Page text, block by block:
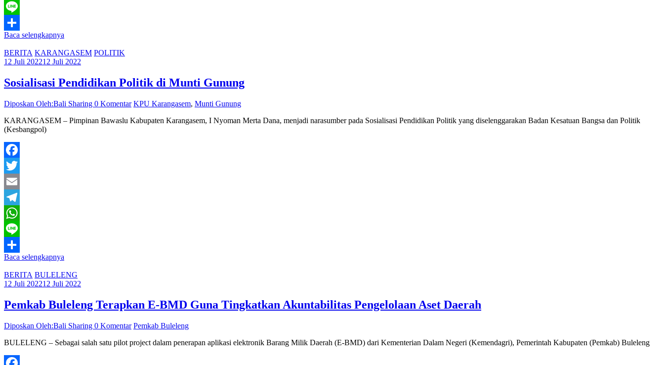
WhatsApp
Line
Share
Baca selengkapnya
BERITA KARANGASEM POLITIK
12 Juli 202212 Juli 2022
Sosialisasi Pendidikan Politik di Munti Gunung
Diposkan Oleh:Bali Sharing 0 Komentar KPU Karangasem, Munti Gunung
KARANGASEM – Pimpinan Bawaslu Kabupaten Karangasem, I Nyoman Merta Dana, menjadi narasumber pada Sosialisasi Pendidikan Politik yang diselenggarakan Badan Kesatuan Bangsa dan Politik
(Kesbangpol)
Facebook
Twitter
Email
Telegram
WhatsApp
Line
Share
Baca selengkapnya
BERITA BULELENG
12 Juli 202212 Juli 2022
Pemkab Buleleng Terapkan E-BMD Guna Tingkatkan Akuntabilitas Pengelolaan Aset Daerah
Diposkan Oleh:Bali Sharing 0 Komentar Pemkab Buleleng
BULELENG – Sebagai salah satu pilot project dalam penerapan aplikasi elektronik Barang Milik Daerah (E-BMD) dari Kementerian Dalam Negeri (Kemendagri), Pemerintah Kabupaten (Pemkab) Buleleng